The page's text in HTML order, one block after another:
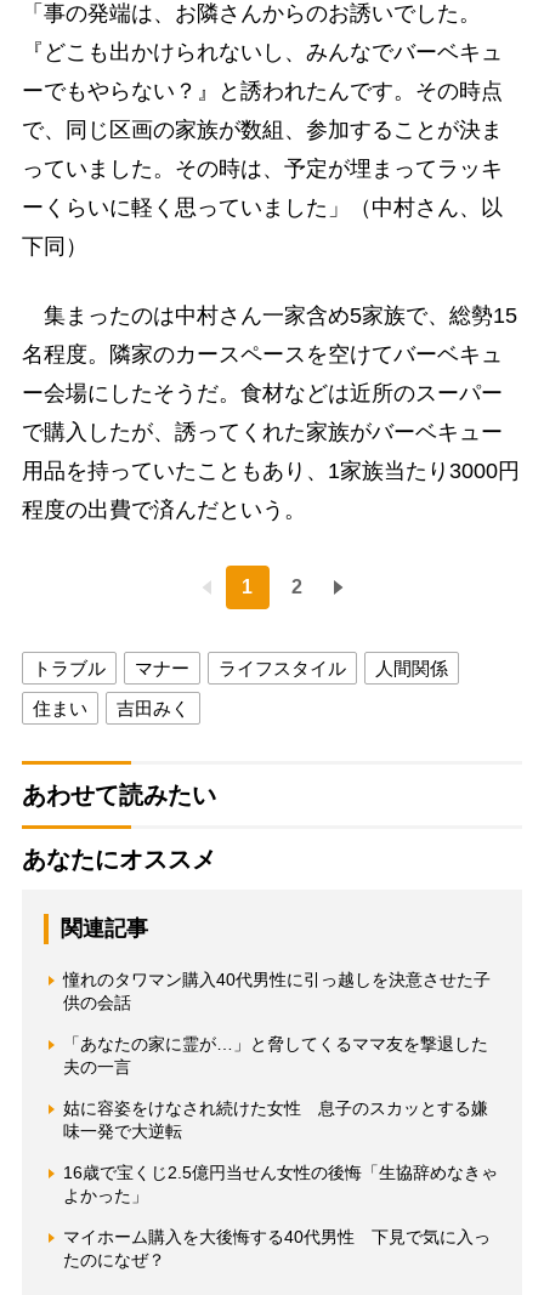
「事の発端は、お隣さんからのお誘いでした。
『どこも出かけられないし、みんなでバーベキュ
ーでもやらない？』と誘われたんです。その時点
で、同じ区画の家族が数組、参加することが決ま
っていました。その時は、予定が埋まってラッキ
ーくらいに軽く思っていました」（中村さん、以
下同）
集まったのは中村さん一家含め5家族で、総勢15
名程度。隣家のカースペースを空けてバーベキュ
ー会場にしたそうだ。食材などは近所のスーパー
で購入したが、誘ってくれた家族がバーベキュー
用品を持っていたこともあり、1家族当たり3000円
程度の出費で済んだという。
1 2
トラブル マナー ライフスタイル
人間関係
住まい
吉田みく
あわせて読みたい
あなたにオススメ
関連記事
憧れのタワマン購入40代男性に引っ越しを決意させた子
供の会話
「あなたの家に霊が…」と脅してくるママ友を撃退した
夫の一言
姑に容姿をけなされ続けた女性 息子のスカッとする嫌
味一発で大逆転
16歳で宝くじ2.5億円当せん女性の後悔「生協辞めなきゃ
よかった」
マイホーム購入を大後悔する40代男性 下見で気に入っ
たのになぜ？